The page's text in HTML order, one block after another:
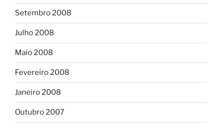
Setembro 2008
Julho 2008
Maio 2008
Fevereiro 2008
Janeiro 2008
Outubro 2007